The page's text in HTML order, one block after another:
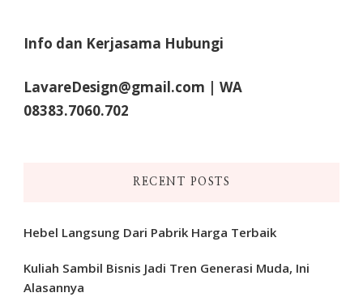
Info dan Kerjasama Hubungi
LavareDesign@gmail.com | WA
08383.7060.702
RECENT POSTS
Hebel Langsung Dari Pabrik Harga Terbaik
Kuliah Sambil Bisnis Jadi Tren Generasi Muda, Ini
Alasannya